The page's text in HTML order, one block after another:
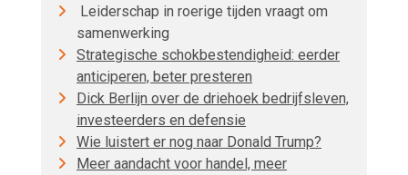
Leiderschap in roerige tijden vraagt om
samenwerking
Strategische schokbestendigheid: eerder
anticiperen, beter presteren
Dick Berlijn over de driehoek bedrijfsleven,
investeerders en defensie
Wie luistert er nog naar Donald Trump?
Meer aandacht voor handel, meer